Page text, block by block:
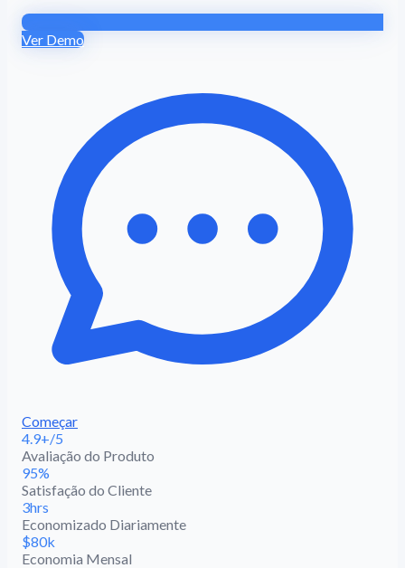
Ver Demo
Começar
4.9+/5
Avaliação do Produto
95%
Satisfação do Cliente
3hrs
Economizado Diariamente
$80k
Economia Mensal